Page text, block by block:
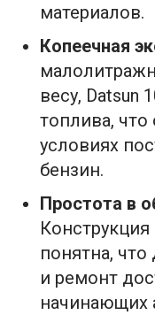
материалов.
Копеечная
весу, Datsun
топлива, что
условиях
бензин.
Простота в
понятна,
и ремонт
начинающих